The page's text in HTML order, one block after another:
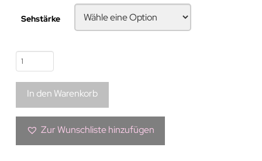
Sehstärke
Blaue
Kontaktlinse
|
Natural
Blue
Menge
In den Warenkorb
Zur Wunschliste hinzufügen